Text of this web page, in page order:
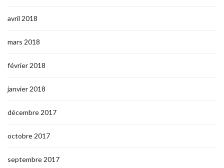
avril 2018
mars 2018
février 2018
janvier 2018
décembre 2017
octobre 2017
septembre 2017